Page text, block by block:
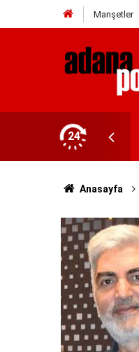
Manşetler
24
asistan doktorluğa
Anasayfa